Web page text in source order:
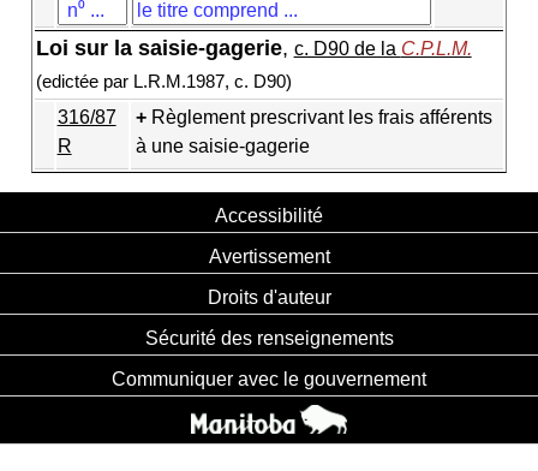
Loi sur la saisie-gagerie, c. D90 de la C.P.L.M.
(edictée par L.R.M.1987, c. D90)
316/87
R
Règlement prescrivant les frais afférents
à une saisie-gagerie
Accessibilité
Avertissement
Droits d'auteur
Sécurité des renseignements
Communiquer avec le gouvernement